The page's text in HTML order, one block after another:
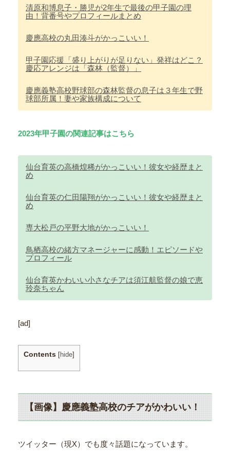
清原和博息子・勝児が2年生で最後の甲子園の理
由！背番号やプロフィールまとめ
慶應高校の丸田湊斗がかっこいい！
甲子園応援「盛り上がりが足りない」発祥はどこ？
慶応アレンジは「森林（監督）」
慶應義塾高校野球部の森林監督の息子は３年生で野
球部所属！妻や家族構成について
2023年甲子園の関連記事はこちら
仙台育英の高橋煌稀がかっこいい！彼女や経歴まと
め
仙台育英の仁田陽翔がかっこいい！彼女や経歴まと
め
専大松戸の平野大地がかっこいい！
鳥栖高校の緒方マネージャーに感動！エピソードや
プロフィール
仙台育英かわいい小さなチアは須江航監督の娘で恵
玲奈ちゃん
[ad]
Contents [hide]
【画像】慶應義塾高校のチアがかわいい！
ツイッター（現X）でも度々話題になっています。